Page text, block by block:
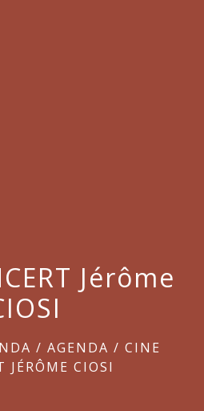
Jérôme
/ AGENDA / CINE
JÉRÔME CIOSI